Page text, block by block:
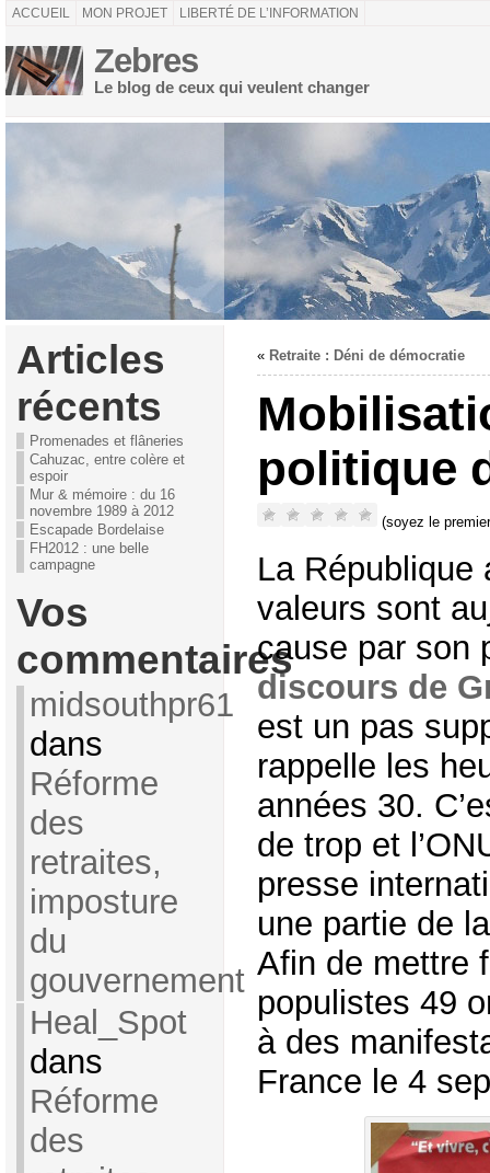
ACCUEIL MON PROJET LIBERTÉ DE L’INFORMATION
Zebres
Le blog de ceux qui veulent changer
Articles
récents
Promenades et flâneries
Cahuzac, entre colère et
espoir
Mur & mémoire : du 16
novembre 1989 à 2012
Escapade Bordelaise
FH2012 : une belle
campagne
Vos
commentaires
midsouthpr61
dans
Réforme
des
retraites,
imposture
du
gouvernement
Heal_Spot
dans
Réforme
des
« Retraite : Déni de démocratie
politique
(soyez le
La République
valeurs sont
cause par son
discours de
est un pas
rappelle les
années 30.
de trop et
presse
une partie de
Afin de mettre
populistes 49
à des
France le 4